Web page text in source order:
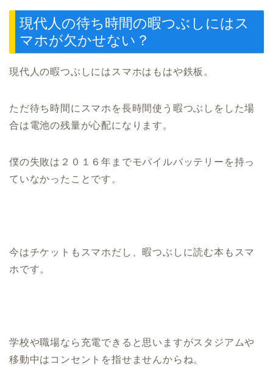
現代人の待ち時間の暇つぶしにはス
マホが欠かせない？
現代人の暇つぶしにはスマホはもはや鉄板。
ただ待ち時間にスマホを長時間使う暇つぶしをした場
合は電池の残量が心配になります。
僕の失敗は２０１６年までモバイルバッテリーを持っ
ていなかったことです。
今はチケットもスマホだし、暇つぶしに読む本もスマ
ホです。
学校や職場なら充電できると思いますがスタジアムや
移動中はコンセントを指せませんからね。